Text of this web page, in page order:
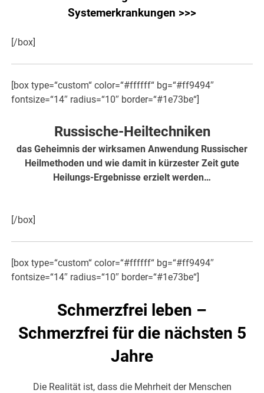
Systemerkrankungen >>>
[/box]
[box type=“custom“ color=“#ffffff“ bg=“#ff9494″
fontsize=“14″ radius=“10″ border=“#1e73be“]
Russische-Heiltechniken
das Geheimnis der wirksamen Anwendung Russischer
Heilmethoden und wie damit in kürzester Zeit gute
Heilungs-Ergebnisse erzielt werden…
[/box]
[box type=“custom“ color=“#ffffff“ bg=“#ff9494″
fontsize=“14″ radius=“10″ border=“#1e73be“]
Schmerzfrei leben –
Schmerzfrei für die nächsten 5
Jahre
Die Realität ist, dass die Mehrheit der Menschen